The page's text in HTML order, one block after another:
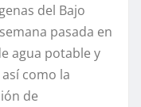
del Bajo
pasada en
agua potable y
como la
de